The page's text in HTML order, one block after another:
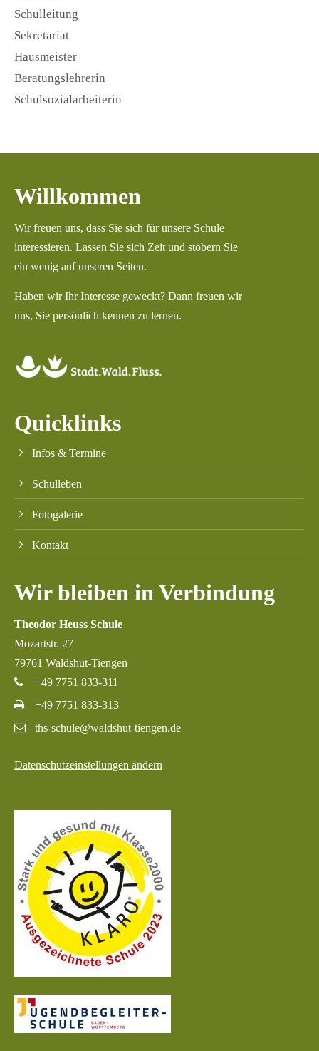
Schulleitung
Sekretariat
Hausmeister
Beratungslehrerin
Schulsozialarbeiterin
Willkommen
Wir freuen uns, dass Sie sich für unsere Schule
interessieren. Lassen Sie sich Zeit und stöbern Sie
ein wenig auf unseren Seiten.
Haben wir Ihr Interesse geweckt? Dann freuen wir
uns, Sie persönlich kennen zu lernen.
Quicklinks
Infos & Termine
Schulleben
Fotogalerie
Kontakt
Wir bleiben in Verbindung
Theodor Heuss Schule
Mozartstr. 27
79761 Waldshut-Tiengen
+49 7751 833-311
+49 7751 833-313
ths-schule@waldshut-tiengen.de
Datenschutzeinstellungen ändern